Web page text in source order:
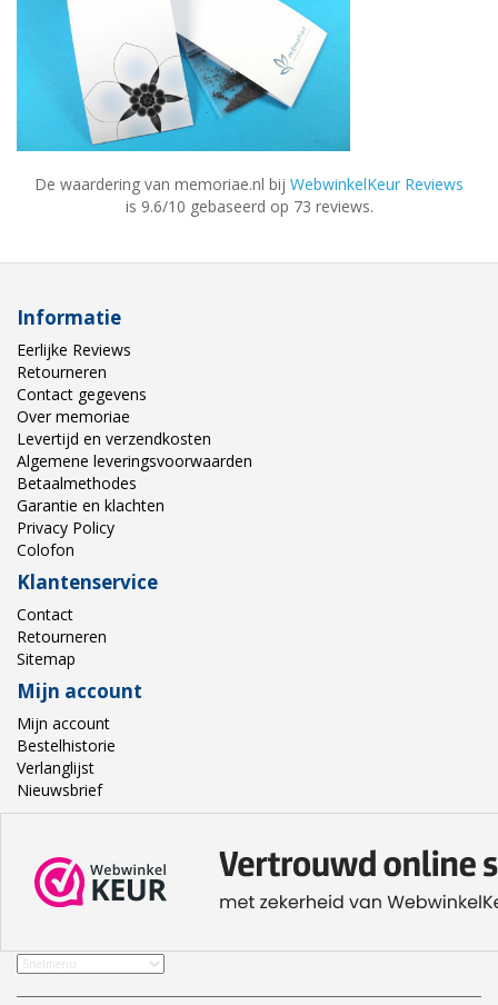
De waardering van memoriae.nl bij WebwinkelKeur Reviews
is 9.6/10 gebaseerd op 73 reviews.
Informatie
Eerlijke Reviews
Retourneren
Contact gegevens
Over memoriae
Levertijd en verzendkosten
Algemene leveringsvoorwaarden
Betaalmethodes
Garantie en klachten
Privacy Policy
Colofon
Klantenservice
Contact
Retourneren
Sitemap
Mijn account
Mijn account
Bestelhistorie
Verlanglijst
Nieuwsbrief